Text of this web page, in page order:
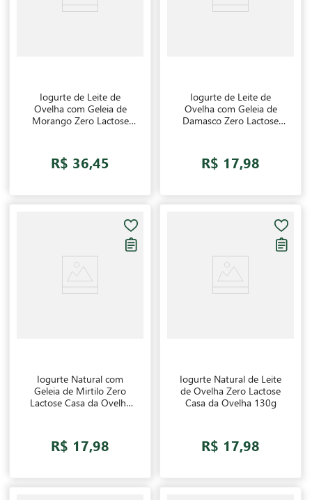
Iogurte de Leite de
Ovelha com Geleia de
Morango Zero Lactose
R$ 36,45
Iogurte de Leite de
Ovelha com Geleia de
Damasco Zero Lactose
R$ 17,98
Iogurte Natural com
Geleia de Mirtilo Zero
Lactose Casa da Ovelha
R$ 17,98
Iogurte Natural de Leite
de Ovelha Zero Lactose
Casa da Ovelha 130g
R$ 17,98